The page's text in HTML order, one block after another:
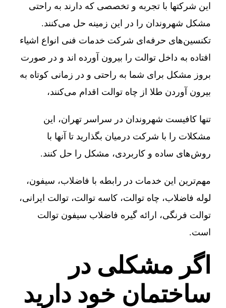
این شرکتها با تجربه و تخصصی که دارند به راحتی
مشکل شهروندان را در این زمینه حل می‌کنند.
تکنسین‌های حرفه‌ای شرکت خدمات فنی انواع اشیاء
افتاده به داخل توالت را بیرون آورده اند و در صورت
بروز مشکل برای شما به راحتی و در زمانی کوتاه به
بیرون آوردن طلا از چاه توالت اقدام می‌کنند،
تنها کافیست شهروندان در سراسر تهران، این
مشکلات را با شرکت درمیان بگذارید تا آنها با
روش‌های ساده و کاربردی، مشکل را حل کنند.
مهم‌ترین این خدمات در رابطه با فاضلاب، سیفون،
لوله فاضلاب، چاه توالت، کاسه توالت، توالت ایرانی،
توالت فرنگی، ارائه گیره فاضلاب سیفون توالت
است.
اگر مشکلی در
ساختمان خود دارید